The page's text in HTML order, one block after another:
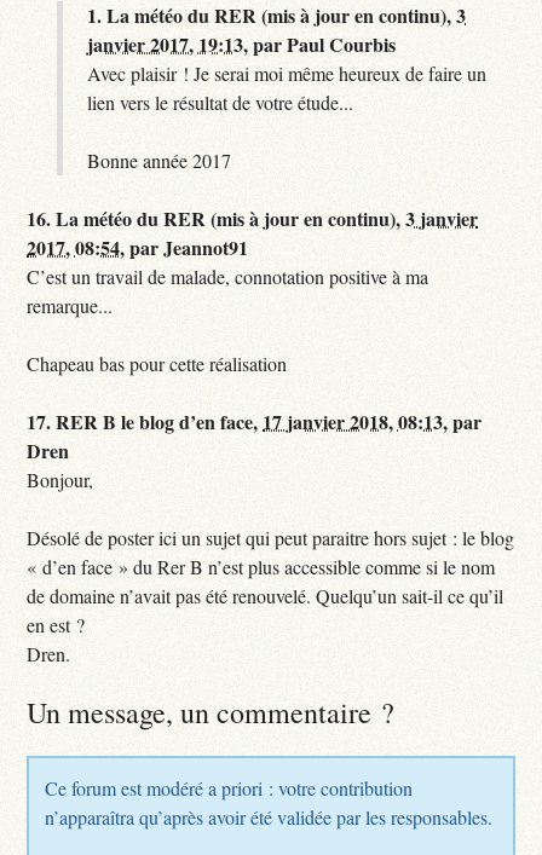
1.La météo du RER (mis à jour en continu),3
janvier 2017, 19:13,parPaul Courbis
Avec plaisir ! Je serai moi même heureux de faire un
lien vers le résultat de votre étude...
Bonne année 2017
16.La météo du RER (mis à jour en continu),3 janvier
2017, 08:54,parJeannot91
C’est un travail de malade, connotation positive à ma
remarque...
Chapeau bas pour cette réalisation
17.RER B le blog d’en face, 17 janvier 2018, 08:13,par
Dren
Bonjour,
Désolé de poster ici un sujet qui peut paraitre hors sujet : le blog
« d’en face » du Rer B n’est plus accessible comme si le nom
de domaine n’avait pas été renouvelé. Quelqu’un sait-il ce qu’il
en est ?
Dren.
Un message, un commentaire ?
Ce forum est modéré a priori : votre contribution
n’apparaîtra qu’après avoir été validée par les responsables.